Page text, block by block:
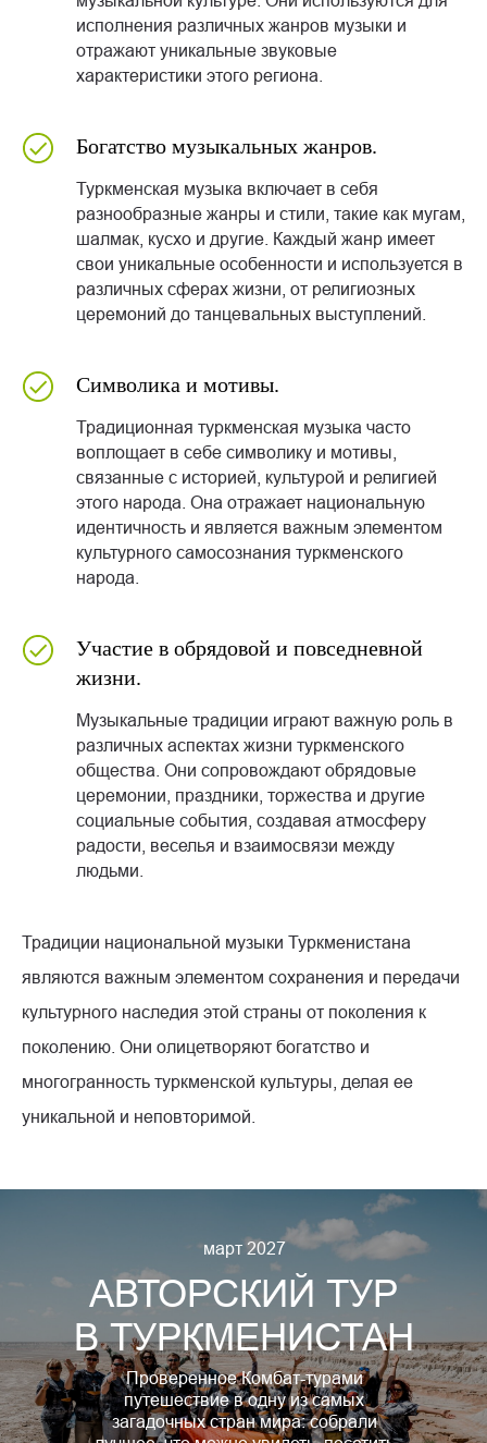
исполнения различных жанров музыки и
отражают уникальные звуковые
характеристики этого региона.
Богатство музыкальных жанров.
Туркменская музыка включает в себя
разнообразные жанры и стили, такие как мугам,
шалмак, кусхо и другие. Каждый жанр имеет
свои уникальные особенности и используется в
различных сферах жизни, от религиозных
церемоний до танцевальных выступлений.
Символика и мотивы.
Традиционная туркменская музыка часто
воплощает в себе символику и мотивы,
связанные с историей, культурой и религией
этого народа. Она отражает национальную
идентичность и является важным элементом
культурного самосознания туркменского
народа.
Участие в обрядовой и повседневной
жизни.
Музыкальные традиции играют важную роль в
различных аспектах жизни туркменского
общества. Они сопровождают обрядовые
церемонии, праздники, торжества и другие
социальные события, создавая атмосферу
радости, веселья и взаимосвязи между
людьми.
Традиции национальной музыки Туркменистана
являются важным элементом сохранения и передачи
культурного наследия этой страны от поколения к
поколению. Они олицетворяют богатство и
многогранность туркменской культуры, делая ее
уникальной и неповторимой.
АВТОРСКИЙ ТУР
В ТУРКМЕНИСТАН
Проверенное Комбат-турами
путешествие в одну из самых
загадочных стран мира: собрали
март 2027